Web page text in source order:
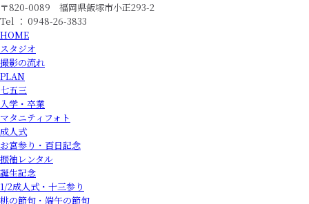
〒820-0089 福岡県飯塚市小正293-2
Tel ： 0948-26-3833
HOME
スタジオ
撮影の流れ
PLAN
七五三
入学・卒業
マタニティフォト
成人式
お宮参り・百日記念
振袖レンタル
誕生記念
1/2成人式・十三参り
桃の節句・端午の節句